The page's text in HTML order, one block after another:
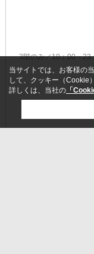
3階のみ／10：00～23
当サイトでは、お客様の
して、クッキー（Cookie
詳しくは、当社の 「